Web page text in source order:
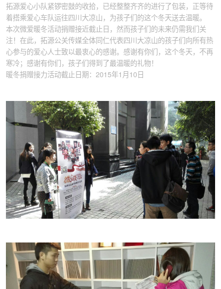
拓源爱心小队紧锣密鼓的收拾，已经整整齐齐的进行了包装，正等待
着搭乘爱心车队运往四川大凉山，为孩子们的这个冬天送去温暖。
本次微爱暖冬活动捐赠接近截止日，然而孩子们的未来仍需我们关
注！在此，拓源公关传媒全体同仁代表四川大凉山的孩子们向所有热
心参与的爱心人士致以最衷心的感谢。感谢有你们，这个冬天，不再
寒冷；感谢有你们，孩子们得到了最温暖的礼物！
暖冬捐赠接力活动截止日期：2015年1月10日